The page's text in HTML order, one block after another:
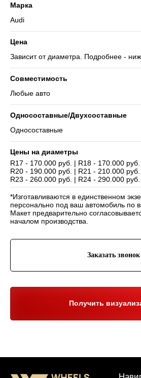
Марка
Audi
Цена
Зависит от диаметра. Подробнее -
Совместимость
Любые авто
Односоставные/Двухсоставные
Односоставные
Цены на диаметры
R17 - 170.000 руб. | R18 - 170.000
R20 - 190.000 руб. | R21 - 210.000
R23 - 260.000 руб. | R24 - 290.000 руб.
*Изготавливаются в единственном
персонально под ваш автомобиль по
Макет предварительно
началом производства.
Заказать звонок
Получить
WHEELS CLUB - БОЛЬШЕ,
Политика обработки
персональных данных
Навигация
ИНН 503021178964
Ежедневно 10:00-21:00
Каталог
Партнерам